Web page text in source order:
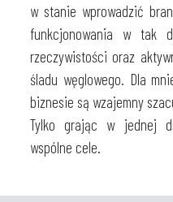
w stanie wprowadzić
funkcjonowania w tak
rzeczywistości oraz
śladu węglowego. Dla
biznesie są wzajemny
Tylko grając w jednej
wspólne cele.